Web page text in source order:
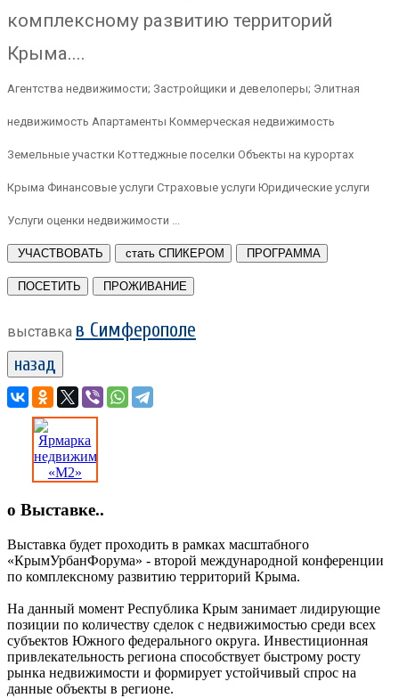
комплексному развитию территорий
Крыма....
Агентства недвижимости; Застройщики и девелоперы; Элитная
недвижимость Апартаменты Коммерческая недвижимость
Земельные участки Коттеджные поселки Объекты на курортах
Крыма Финансовые услуги Страховые услуги Юридические услуги
Услуги оценки недвижимости ...
УЧАСТВОВАТЬ стать СПИКЕРОМ ПРОГРАММА
ПОСЕТИТЬ ПРОЖИВАНИЕ
выставка в Симферополе
назад
о Выставке..
Выставка будет проходить в рамках масштабного
«КрымУрбанФорума» - второй международной конференции
по комплексному развитию территорий Крыма.
На данный момент Республика Крым занимает лидирующие
позиции по количеству сделок с недвижимостью среди всех
субъектов Южного федерального округа. Инвестиционная
привлекательность региона способствует быстрому росту
рынка недвижимости и формирует устойчивый спрос на
данные объекты в регионе.